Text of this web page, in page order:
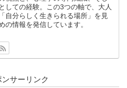
しての経験。この3つの軸で、大人
自分らしく生きられる場所」を見
の情報を発信しています。
ンサーリンク